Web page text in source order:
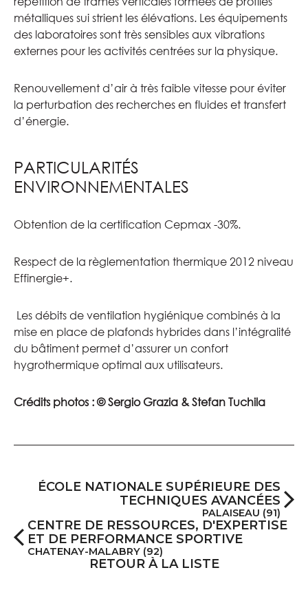
métalliques sui strient les élévations. Les équipements
des laboratoires sont très sensibles aux vibrations
externes pour les activités centrées sur la physique.
Renouvellement d’air à très faible vitesse pour éviter
la perturbation des recherches en fluides et transfert
d’énergie.
PARTICULARITÉS
ENVIRONNEMENTALES
Obtention de la certification Cepmax -30%.
Respect de la règlementation thermique 2012 niveau
Effinergie+.
Les débits de ventilation hygiénique combinés à la
mise en place de plafonds hybrides dans l’intégralité
du bâtiment permet d’assurer un confort
hygrothermique optimal aux utilisateurs.
Crédits photos :© Sergio Grazia & Stefan Tuchila
CENTRE DE RESSOURCES, D'EXPERTISE
ET DE PERFORMANCE SPORTIVE
CHATENAY-MALABRY (92)
RETOUR À LA LISTE
ÉCOLE NATIONALE SUPÉRIEURE DES
TECHNIQUES AVANCÉES
PALAISEAU (91)